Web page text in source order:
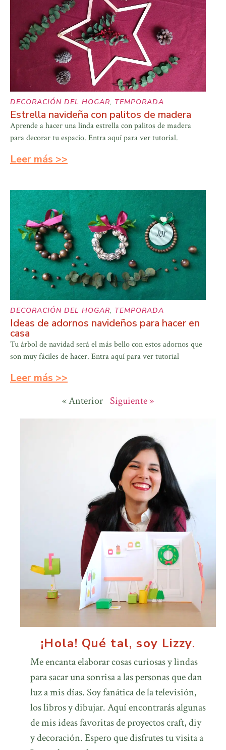
DECORACIÓN DEL HOGAR, TEMPORADA
Estrella navideña con palitos de madera
Aprende a hacer una linda estrella con palitos de madera
para decorar tu espacio. Entra aquí para ver tutorial.
Leer más >>
DECORACIÓN DEL HOGAR, TEMPORADA
Ideas de adornos navideños para hacer en
casa
Tu árbol de navidad será el más bello con estos adornos que
son muy fáciles de hacer. Entra aquí para ver tutorial
Leer más >>
« Anterior Siguiente »
¡Hola! Qué tal, soy Lizzy.
Me encanta elaborar cosas curiosas y lindas
para sacar una sonrisa a las personas que dan
luz a mis días. Soy fanática de la televisión,
los libros y dibujar. Aquí encontrarás algunas
de mis ideas favoritas de proyectos craft, diy
y decoración. Espero que disfrutes tu visita a